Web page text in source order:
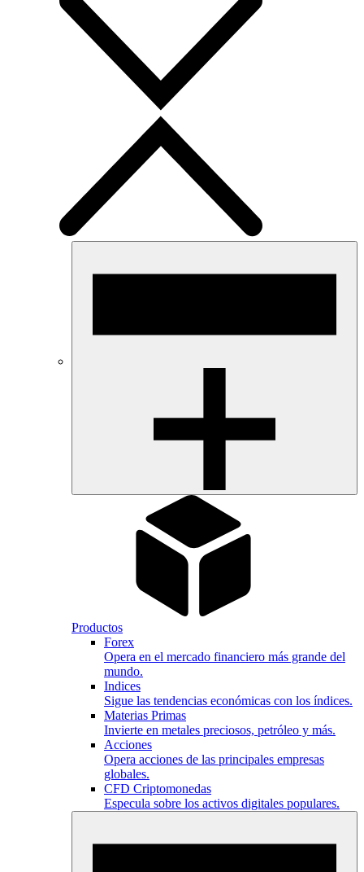
Productos
Forex
Opera en el mercado financiero más grande del
mundo.
Indices
Sigue las tendencias económicas con los índices.
Materias Primas
Invierte en metales preciosos, petróleo y más.
Acciones
Opera acciones de las principales empresas
globales.
CFD Criptomonedas
Especula sobre los activos digitales populares.